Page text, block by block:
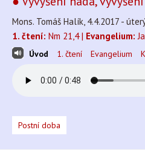
Mons. Tomáš Halík, 4.4.2017 -
1. čtení: Nm 21,4 | Evangelium:
Úvod 1. čtení Evangelium
Postní doba